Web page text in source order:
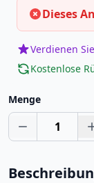
Dieses
Verdienen
Kostenlose
Menge
1